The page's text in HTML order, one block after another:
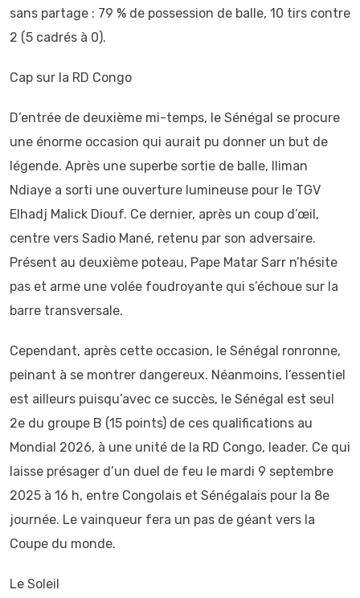
sans partage : 79 % de possession de balle, 10 tirs contre
2 (5 cadrés à 0).
Cap sur la RD Congo
D’entrée de deuxième mi-temps, le Sénégal se procure
une énorme occasion qui aurait pu donner un but de
légende. Après une superbe sortie de balle, Iliman
Ndiaye a sorti une ouverture lumineuse pour le TGV
Elhadj Malick Diouf. Ce dernier, après un coup d’œil,
centre vers Sadio Mané, retenu par son adversaire.
Présent au deuxième poteau, Pape Matar Sarr n’hésite
pas et arme une volée foudroyante qui s’échoue sur la
barre transversale.
Cependant, après cette occasion, le Sénégal ronronne,
peinant à se montrer dangereux. Néanmoins, l’essentiel
est ailleurs puisqu’avec ce succès, le Sénégal est seul
2e du groupe B (15 points) de ces qualifications au
Mondial 2026, à une unité de la RD Congo, leader. Ce qui
laisse présager d’un duel de feu le mardi 9 septembre
2025 à 16 h, entre Congolais et Sénégalais pour la 8e
journée. Le vainqueur fera un pas de géant vers la
Coupe du monde.
Le Soleil